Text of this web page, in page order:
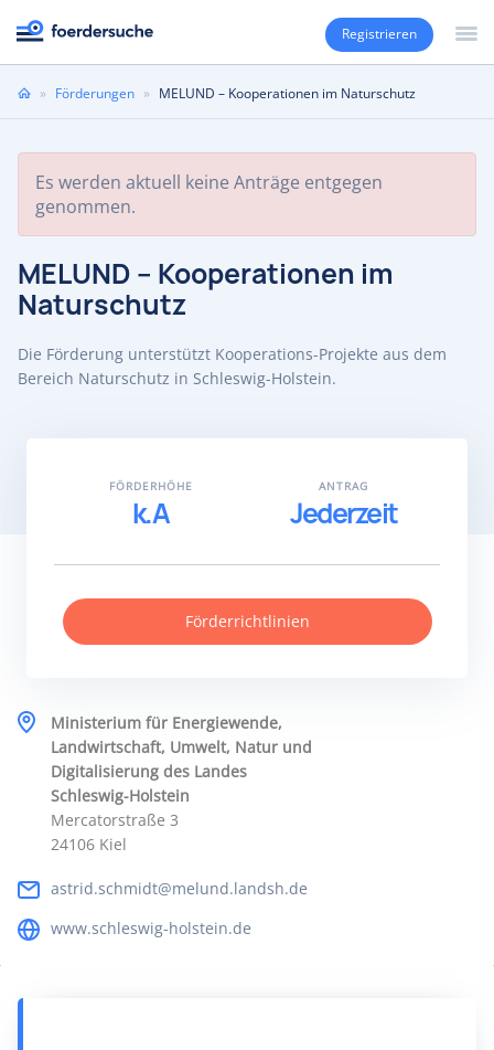
Registrieren
Sie
hier
» Förderungen » MELUND – Kooperationen im Naturschutz
Es werden aktuell keine Anträge entgegen
genommen.
MELUND – Kooperationen im
Naturschutz
Die Förderung unterstützt Kooperations-Projekte aus dem
Bereich Naturschutz in Schleswig-Holstein.
Ministerium für Energiewende,
Landwirtschaft, Umwelt, Natur und
Digitalisierung des Landes
Schleswig-Holstein
Mercatorstraße 3
24106 Kiel
astrid.schmidt@melund.landsh.de
www.schleswig-holstein.de
FÖRDERHÖHE
k.A
ANTRAG
Jederzeit
Förderrichtlinien